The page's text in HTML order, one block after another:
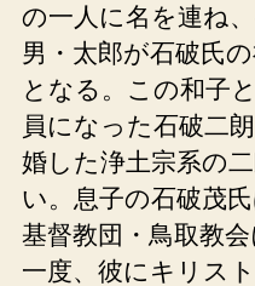
の一人に名を連ね
男・太郎が石破氏
となる。この和子
員になった石破二
婚した浄土宗系の
い。息子の石破茂
基督教団・鳥取教
一度、彼にキリス